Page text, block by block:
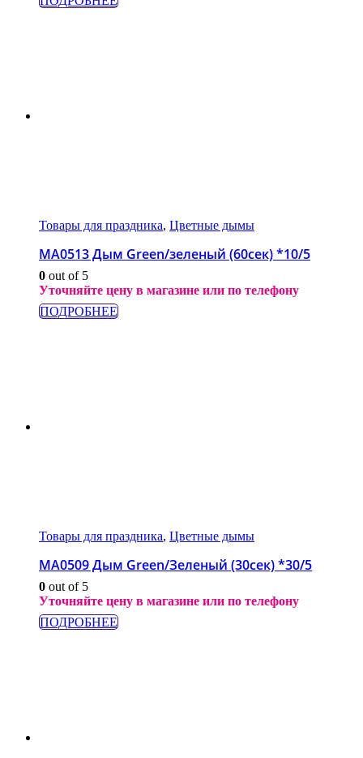
Товары для праздника, Цветные дымы
МА0513 Дым Green/зеленый (60сек) *10/5
0 out of 5
Уточняйте цену в магазине или по телефону
ПОДРОБНЕЕ
Товары для праздника, Цветные дымы
МА0509 Дым Green/Зеленый (30сек) *30/5
0 out of 5
Уточняйте цену в магазине или по телефону
ПОДРОБНЕЕ